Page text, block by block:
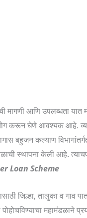
आणि उपलब्धता यात
करून घेणे आवश्यक आहे.
बहुजन कल्याण
स्थापना केली आहे.
Loan Scheme
जिल्हा, तालुका व गाव
महामंडळाने